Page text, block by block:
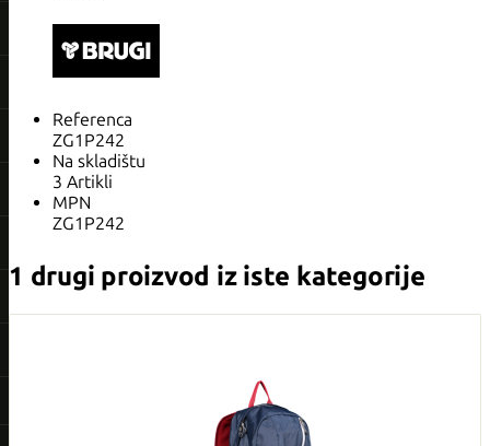
Referenca
ZG1P242
Na skladištu
3 Artikli
MPN
ZG1P242
1 drugi proizvod iz iste kategorije